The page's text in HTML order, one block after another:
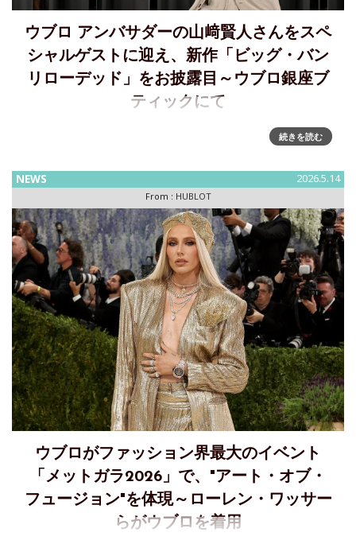
ウブロ アンバサダーの山﨑賢人さんをスペ
シャルゲストに迎え、新作「ビッグ・バン
リローデッド」をお披露目～ウブロ銀座ブ
ティックにて
ブランドアンバサダーの山﨑賢人さんをスペシャルゲストに
迎え、ウブロ銀座ブティックにて新作「ビッグ・バン リロー
バン リローデッド」の発表を記念し、2026年5月12日
（火）、ブラ
続きを読む
NEWS 2026.5.14
From : HUBLOT
ウブロがファッション界最大のイベント
「メットガラ2026」で、"アート・オブ・
フュージョン"を体現～ローレン・ワッサー
らがウブロを着用